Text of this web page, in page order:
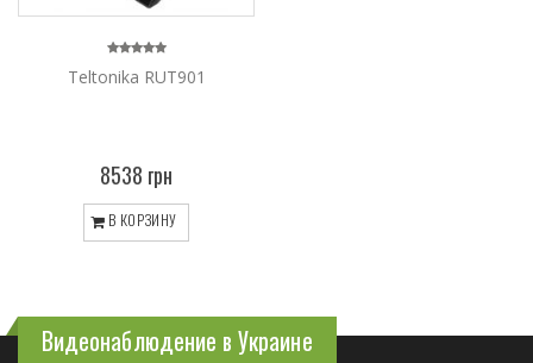
Teltonika RUT901
8538 грн
В КОРЗИНУ
Видеонаблюдение в Украине